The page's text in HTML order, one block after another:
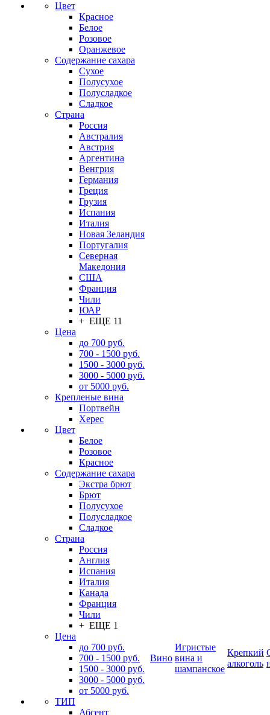
Цвет
Красное
Белое
Розовое
Оранжевое
Содержание сахара
Сухое
Полусухое
Полусладкое
Сладкое
Страна
Россия
Австралия
Австрия
Аргентина
Венгрия
Германия
Греция
Грузия
Испания
Италия
Новая Зеландия
Португалия
Северная
Македония
США
Франция
Чили
ЮАР
+ ЕЩЕ 11
Цена
до 700 руб.
700 - 1500 руб.
1500 - 3000 руб.
3000 - 5000 руб.
от 5000 руб.
Крепленые вина
Портвейн
Херес
Цвет
Белое
Розовое
Красное
Содержание сахара
Экстра брют
Брют
Полусухое
Полусладкое
Сладкое
Страна
Россия
Англия
Испания
Италия
Канада
Франция
Чили
+ ЕЩЕ 1
Цена
до 700 руб.
700 - 1500 руб.
1500 - 3000 руб.
3000 - 5000 руб.
от 5000 руб.
ТИП
Абсент
Вино
Игристые
вина и
шампанское
Крепкий
алкоголь